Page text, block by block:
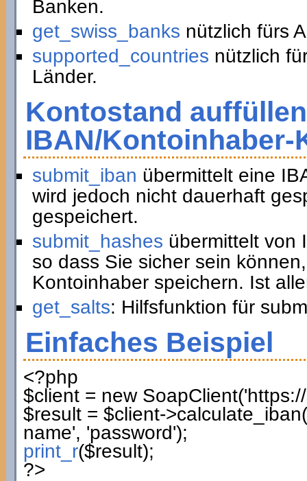
Banken.
get_swiss_banks nützlich fürs
supported_countries nützlich
Länder.
Kontostand
IBAN/Kontoinhaber-
submit_iban übermittelt eine
wird jedoch nicht dauerhaft
gespeichert.
submit_hashes übermittelt von
so dass Sie sicher sein
Kontoinhaber speichern. Ist
get_salts: Hilfsfunktion für
Einfaches Beispiel
<?php
$client= newSoapClient(
$result= $client->calculate_iban(
name', 'password');
print_r($result);
?>